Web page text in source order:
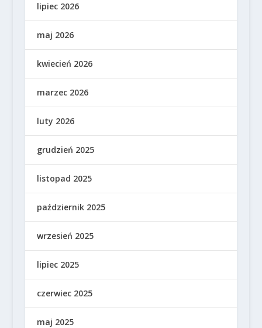
lipiec 2026
maj 2026
kwiecień 2026
marzec 2026
luty 2026
grudzień 2025
listopad 2025
październik 2025
wrzesień 2025
lipiec 2025
czerwiec 2025
maj 2025